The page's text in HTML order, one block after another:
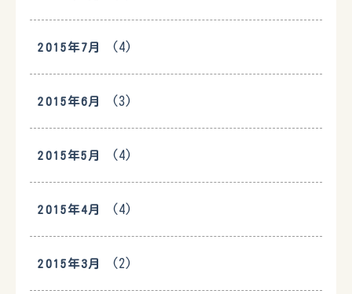
2015年7月 (4)
2015年6月 (3)
2015年5月 (4)
2015年4月 (4)
2015年3月 (2)